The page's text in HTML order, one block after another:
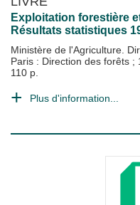
Exploitation forestière
Résultats statistiques
Ministère de l'Agriculture.
Paris : Direction des forêts ;
110 p.
Plus d'information...